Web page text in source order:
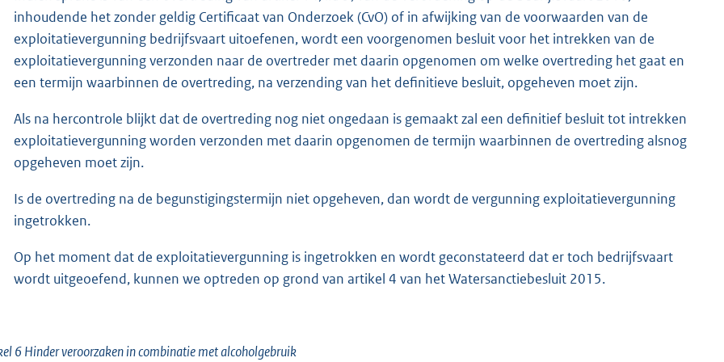
inhoudende het zonder geldig Certificaat van Onderzoek (CvO) of in afwijking van de voorwaarden van de
exploitatievergunning bedrijfsvaart uitoefenen, wordt een voorgenomen besluit voor het intrekken van de
exploitatievergunning verzonden naar de overtreder met daarin opgenomen om welke overtreding het gaat en
een termijn waarbinnen de overtreding, na verzending van het definitieve besluit, opgeheven moet zijn.
Als na hercontrole blijkt dat de overtreding nog niet ongedaan is gemaakt zal een definitief besluit tot intrekken
exploitatievergunning worden verzonden met daarin opgenomen de termijn waarbinnen de overtreding alsnog
opgeheven moet zijn.
Is de overtreding na de begunstigingstermijn niet opgeheven, dan wordt de vergunning exploitatievergunning
ingetrokken.
Op het moment dat de exploitatievergunning is ingetrokken en wordt geconstateerd dat er toch bedrijfsvaart
wordt uitgeoefend, kunnen we optreden op grond van artikel 4 van het Watersanctiebesluit 2015.
6 Hinder veroorzaken in combinatie met alcoholgebruik